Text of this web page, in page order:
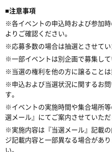
■注意事項
※各イベントの申込時および参加
よりご確認ください。
※応募多数の場合は抽選とさせてい
※一部イベントは別企画で募集して
※当選の権利を他の方に譲ることは
※申込および当選状況に関するお
す。
※イベントの実施時間や集合場所
選メール』にてご案内させていただ
※実施内容は『当選メール』記載
ジ記載内容と一部異なる場合があ
い。